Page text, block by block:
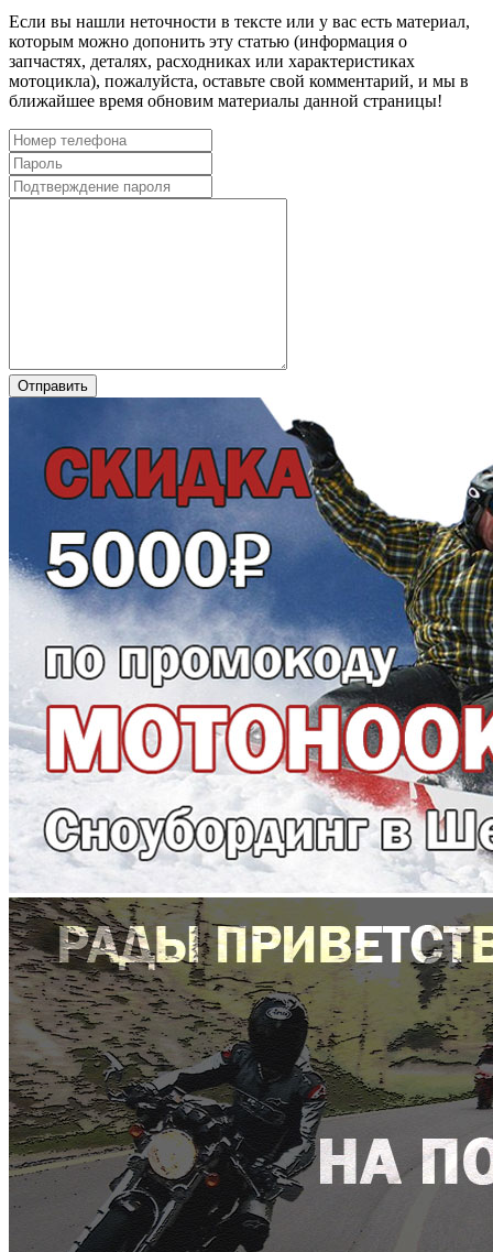
Если вы нашли неточности в тексте или у вас есть материал,
которым можно допонить эту статью (информация о
запчастях, деталях, расходниках или характеристиках
мотоцикла), пожалуйста, оставьте свой комментарий, и мы в
ближайшее время обновим материалы данной страницы!
Отправить